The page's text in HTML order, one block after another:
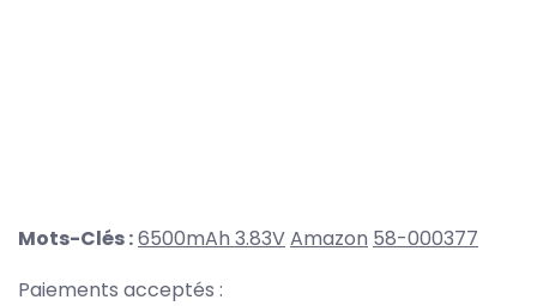
Mots-Clés :6500mAh 3.83VAmazon 58-000377
Paiements acceptés :